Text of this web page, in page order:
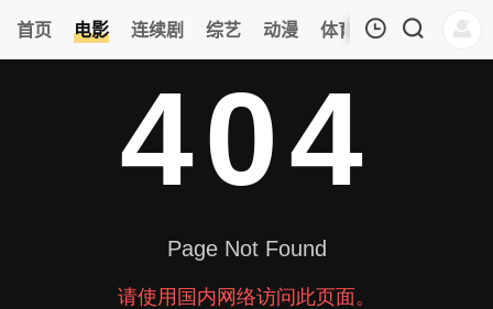
首页 电影 连续剧 综艺 动漫 体育 今日更新 热
HD中字
星际监狱2025
清空